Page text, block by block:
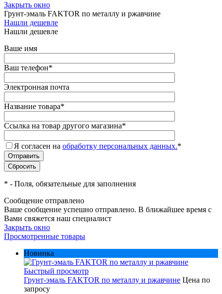
Закрыть окно
Грунт-эмаль FAKTOR по металлу и ржавчине
Нашли дешевле
Нашли дешевле
Ваше имя
Ваш телефон*
Электронная почта
Название товара*
Ссылка на товар другого магазина*
Я согласен на обработку персональных данных.*
* - Поля, обязательные для заполнения
Сообщение отправлено
Ваше сообщение успешно отправлено. В ближайшее время с
Вами свяжется наш специалист
Закрыть окно
Просмотренные товары
Новинка
Быстрый просмотр
Грунт-эмаль FAKTOR по металлу и ржавчине Цена по
запросу